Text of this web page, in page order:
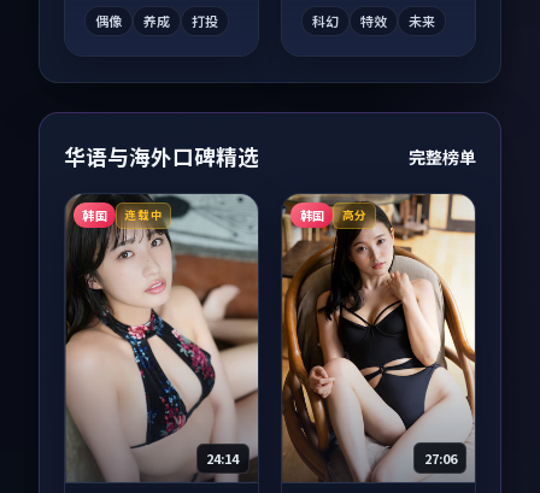
偶像 养成 打投 科幻 特效 未来
华语与海外口碑精选 完整榜单
韩国 连载中
24:14
韩国 高分
27:06